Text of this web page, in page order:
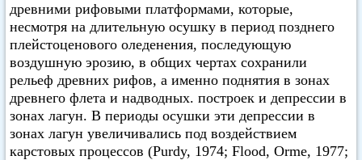
древними рифовыми платформами, которые,
несмотря на длительную осушку в период позднего
плейстоценового оледенения, последующую
воздушную эрозию, в общих чертах сохранили
рельеф древних рифов, а именно поднятия в зонах
древнего флета и надводных. построек и депрессии в
зонах лагун. В периоды осушки эти депрессии в
зонах лагун увеличивались под воздействием
карстовых процессов (Purdy, 1974; Flood, Orme, 1977;